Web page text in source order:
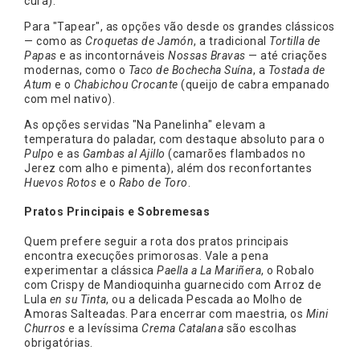
Para "Tapear", as opções vão desde os grandes clássicos
— como as Croquetas de Jamón, a tradicional Tortilla de
Papas e as incontornáveis Nossas Bravas — até criações
modernas, como o Taco de Bochecha Suína, a Tostada de
Atum e o Chabichou Crocante (queijo de cabra empanado
com mel nativo).
As opções servidas "Na Panelinha" elevam a
temperatura do paladar, com destaque absoluto para o
Pulpo e as Gambas al Ajillo (camarões flambados no
Jerez com alho e pimenta), além dos reconfortantes
Huevos Rotos e o Rabo de Toro
Pratos Principais e Sobremesas
Quem prefere seguir a rota dos pratos principais
encontra execuções primorosas. Vale a pena
experimentar a clássica Paella a La Mariñera, o Robalo
com Crispy de Mandioquinha guarnecido com Arroz de
Lula en su Tinta, ou a delicada Pescada ao Molho de
Amoras Salteadas. Para encerrar com maestria, os Mini
Churros e a levíssima Crema Catalana são escolhas
obrigatórias.